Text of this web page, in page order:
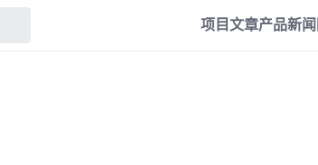
项目文章产品新闻